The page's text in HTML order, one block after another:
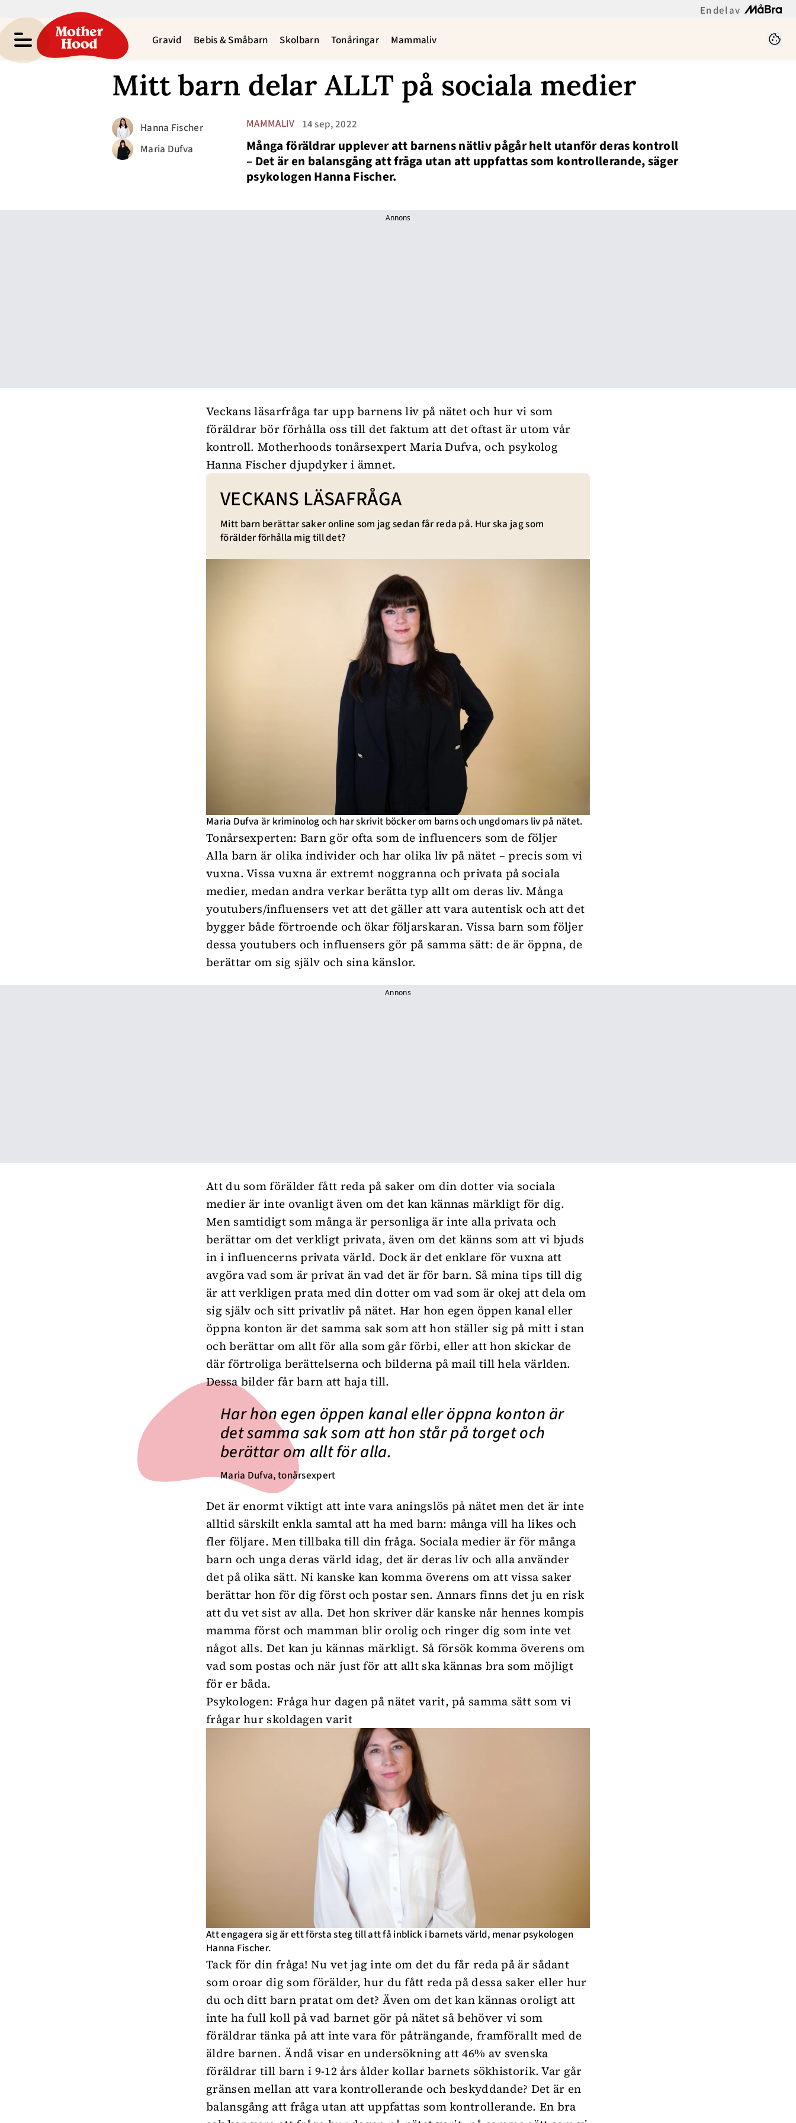
En del av
Gravid Bebis & Småbarn Skolbarn Tonåringar Mammaliv
Mitt barn delar ALLT på sociala medier
MAMMALIV 14 sep, 2022
Hanna Fischer
Maria Dufva
Många föräldrar upplever att barnens nätliv pågår helt utanför deras kontroll
– Det är en balansgång att fråga utan att uppfattas som kontrollerande, säger
psykologen Hanna Fischer.
Annons
Veckans läsarfråga tar upp barnens liv på nätet och hur vi som
föräldrar bör förhålla oss till det faktum att det oftast är utom vår
kontroll. Motherhoods tonårsexpert Maria Dufva, och psykolog
Hanna Fischerdjupdyker i ämnet.
VECKANS LÄSAFRÅGA
Mitt barn berättar saker online som jag sedan får reda på. Hur ska jag som
förälder förhålla mig till det?
Maria Dufva är kriminolog och har skrivit böcker om barns och ungdomars liv på nätet.
Tonårsexperten: Barn gör ofta som de influencers som de följer
Alla barn är olika individer och har olika liv på nätet – precis som vi
vuxna. Vissa vuxna är extremt noggranna och privata på sociala
medier, medan andra verkar berätta typ allt om deras liv. Många
youtubers/influensers vet att det gäller att vara autentisk och att det
bygger både förtroende och ökar följarskaran. Vissa barn som följer
dessa youtubers och influensers gör på samma sätt: de är öppna, de
berättar om sig själv och sina känslor.
Annons
Att du som förälder fått reda på saker om din dotter via sociala
medier är inte ovanligt även om det kan kännas märkligt för dig.
Men samtidigt som många är personliga är inte alla privata och
berättar om det verkligt privata, även om det känns som att vi bjuds
in i influencerns privata värld. Dock är det enklare för vuxna att
avgöra vad som är privat än vad det är för barn. Så mina tips till dig
är att verkligen prata med din dotter om vad som är okej att dela om
sig själv och sitt privatliv på nätet. Har hon egen öppen kanal eller
öppna konton är det samma sak som att hon ställer sig på mitt i stan
och berättar om allt för alla som går förbi, eller att hon skickar de
där förtroliga berättelserna och bilderna på mail till hela världen.
Dessa bilder får barn att haja till.
Har hon egen öppen kanal eller öppna konton är
det samma sak som att hon står på torget och
berättar om allt för alla.
Maria Dufva, tonårsexpert
Det är enormt viktigt att inte vara aningslös på nätet men det är inte
alltid särskilt enkla samtal att ha med barn: många vill ha likes och
fler följare. Men tillbaka till din fråga. Sociala medier är för många
barn och unga deras värld idag, det är deras liv och alla använder
det på olika sätt. Ni kanske kan komma överens om att vissa saker
berättar hon för dig först och postar sen. Annars finns det ju en risk
att du vet sist av alla. Det hon skriver där kanske når hennes kompis
mamma först och mamman blir orolig och ringer dig som inte vet
något alls. Det kan ju kännas märkligt. Så försök komma överens om
vad som postas och när just för att allt ska kännas bra som möjligt
för er båda.
Psykologen: Fråga hur dagen på nätet varit, på samma sätt som vi
frågar hur skoldagen varit
Att engagera sig är ett första steg till att få inblick i barnets värld, menar psykologen
Hanna Fischer.
Tack för din fråga! Nu vet jag inte om det du får reda på är sådant
som oroar dig som förälder, hur du fått reda på dessa saker eller hur
du och ditt barn pratat om det? Även om det kan kännas oroligt att
inte ha full koll på vad barnet gör på nätet så behöver vi som
föräldrar tänka på att inte vara för påträngande, framförallt med de
äldre barnen. Ändå visar en undersökning att 46% av svenska
föräldrar till barn i 9-12 års ålder kollar barnets sökhistorik. Var går
gränsen mellan att vara kontrollerande och beskyddande? Det är en
balansgång att fråga utan att uppfattas som kontrollerande. En bra